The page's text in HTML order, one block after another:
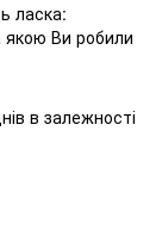
ласка:
якою Ви робили
в залежності